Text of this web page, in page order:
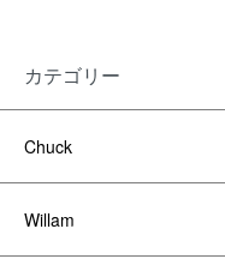
カテゴリー
Chuck
Willam